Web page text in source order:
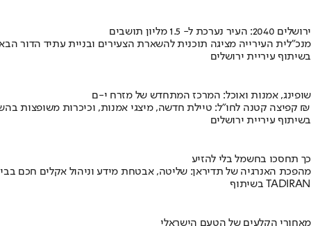
ירושלים 2040: העיר נערכת ל- 1.5 מליון תושבים
מנכ"לית העירייה מציגה תוכנית להשארת הצעירים ובניית עתיד הדור
בשיתוף עיריית ירושלים
שופינג, אמנות ואוכל: המרכז המתחדש של מזרח י-ם
קפיצה קטנה לחו"ל: טיילת חדשה, מיצגי אמנות, וכיכרות משופצות בהשקעה של 100 מיליון ₪
בשיתוף עיריית ירושלים
כך תחסכו בחשמל בלי להזיע
מהפכת האנרגיה של תדיראן: שליטה, אבטחת מידע וניהול אקלים חכם
בשיתוף TADIRAN
מאחורי הקלעים של הטעם הישראלי